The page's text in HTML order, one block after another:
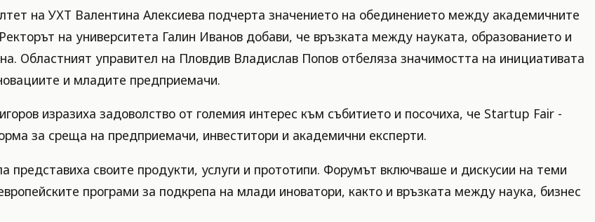
на УХТ Валентина Алексиева подчерта значението на обединението между академичните
на университета Галин Иванов добави, че връзката между науката, образованието и
Областният управител на Пловдив Владислав Попов отбеляза значимостта на инициативата
и младите предприемачи.
изразиха задоволство от големия интерес към събитието и посочиха, че Startup Fair -
за среща на предприемачи, инвеститори и академични експерти.
представиха своите продукти, услуги и прототипи. Форумът включваше и дискусии на теми
програми за подкрепа на млади иноватори, както и връзката между наука, бизнес